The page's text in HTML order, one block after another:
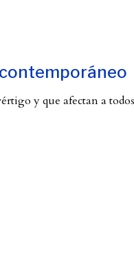
y que afectan a todos